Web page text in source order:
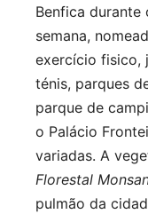
Benfica durante
semana,
exercício fisico,
ténis, parques
parque de
o Palácio
variadas. A
Florestal
pulmão da